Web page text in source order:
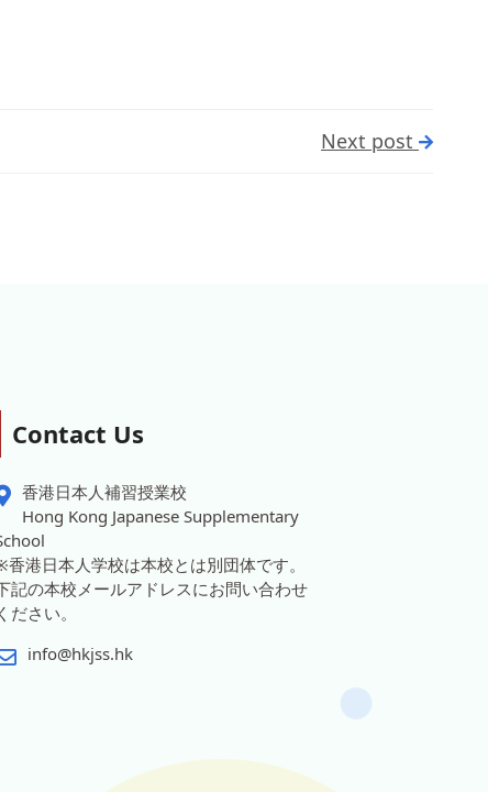
Next post
Contact Us
香港日本人補習授業校
Hong Kong Japanese Supplementary
香港日本人学校は本校とは別団体です。
記の本校メールアドレスにお問い合わせ
ください。
info@hkjss.hk